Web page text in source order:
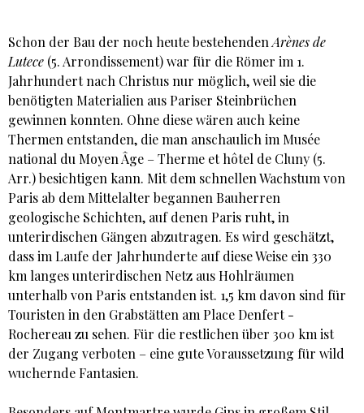
Schon der Bau der noch heute bestehenden Arènes de
Lutece (5. Arrondissement) war für die Römer im 1.
Jahrhundert nach Christus nur möglich, weil sie die
benötigten Materialien aus Pariser Steinbrüchen
gewinnen konnten. Ohne diese wären auch keine
Thermen entstanden, die man anschaulich im Musée
national du Moyen Âge – Therme et hôtel de Cluny (5.
Arr.) besichtigen kann. Mit dem schnellen Wachstum von
Paris ab dem Mittelalter begannen Bauherren
geologische Schichten, auf denen Paris ruht, in
unterirdischen Gängen abzutragen. Es wird geschätzt,
dass im Laufe der Jahrhunderte auf diese Weise ein 330
km langes unterirdischen Netz aus Hohlräumen
unterhalb von Paris entstanden ist. 1,5 km davon sind für
Touristen in den Grabstätten am Place Denfert -
Rochereau zu sehen. Für die restlichen über 300 km ist
der Zugang verboten – eine gute Voraussetzung für wild
wuchernde Fantasien.